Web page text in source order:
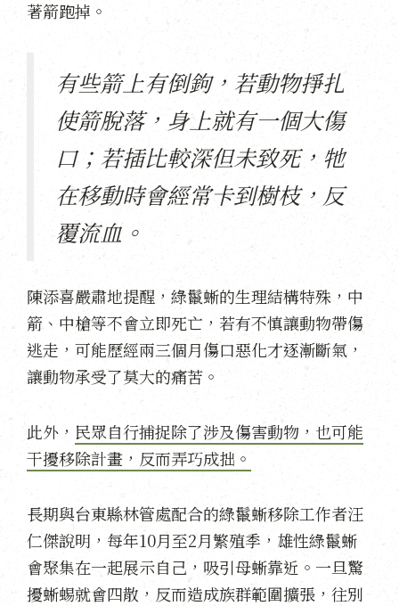
著箭跑掉。
有些箭上有倒鉤，若動物掙扎
使箭脫落，身上就有一個大傷
口；若插比較深但未致死，牠
在移動時會經常卡到樹枝，反
覆流血。
陳添喜嚴肅地提醒，綠鬣蜥的生理結構特殊，中
箭、中槍等不會立即死亡，若有不慎讓動物帶傷
逃走，可能歷經兩三個月傷口惡化才逐漸斷氣，
讓動物承受了莫大的痛苦。
此外， 民眾自行捕捉除了涉及傷害動物，也可能
干擾移除計畫，反而弄巧成拙。
長期與台東縣林管處配合的綠鬣蜥移除工作者汪
仁傑說明，每年10月至2月繁殖季，雄性綠鬣蜥
會聚集在一起展示自己，吸引母蜥靠近。一旦驚
擾蜥蜴就會四散，反而造成族群範圍擴張，往別